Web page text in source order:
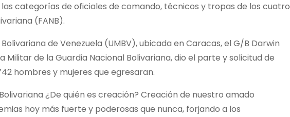
categorías de oficiales de comando, técnicos y tropas de los cuatro
(FANB).
de Venezuela (UMBV), ubicada en Caracas, el G/B Darwin
de la Guardia Nacional Bolivariana, dio el parte y solicitud de
hombres y mujeres que egresaran.
¿De quién es creación? Creación de nuestro amado
hoy más fuerte y poderosas que nunca, forjando a los